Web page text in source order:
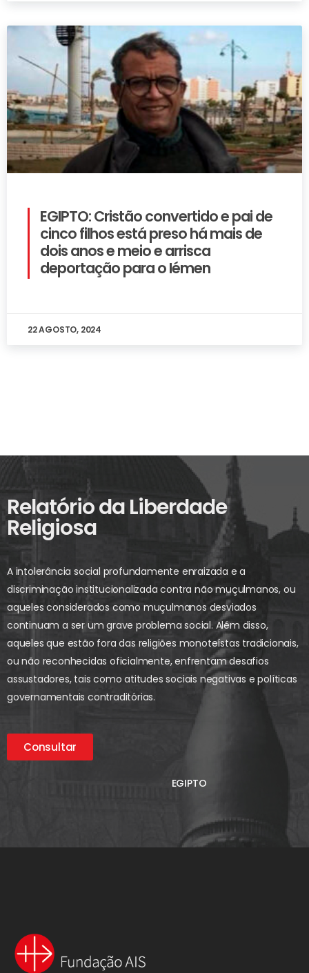
EGIPTO: Cristão convertido e pai de
cinco filhos está preso há mais de
dois anos e meio e arrisca
deportação para o Iémen
22 AGOSTO, 2024
Relatório da Liberdade
Religiosa
A intolerância social profundamente enraizada e a
discriminação institucionalizada contra não muçulmanos, ou
aqueles considerados como muçulmanos desviados
continuam a ser um grave problema social. Além disso,
aqueles que estão fora das religiões monoteístas tradicionais,
ou não reconhecidas oficialmente, enfrentam desafios
assustadores, tais como atitudes sociais negativas e políticas
governamentais contraditórias.
Consultar
EGIPTO